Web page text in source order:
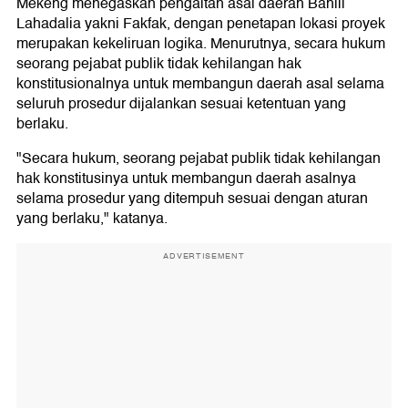
Lahadalia yakni Fakfak, dengan penetapan lokasi proyek
merupakan kekeliruan logika. Menurutnya, secara hukum
seorang pejabat publik tidak kehilangan hak
konstitusionalnya untuk membangun daerah asal selama
seluruh prosedur dijalankan sesuai ketentuan yang
berlaku.
"Secara hukum, seorang pejabat publik tidak kehilangan
hak konstitusinya untuk membangun daerah asalnya
selama prosedur yang ditempuh sesuai dengan aturan
yang berlaku," katanya.
ADVERTISEMENT